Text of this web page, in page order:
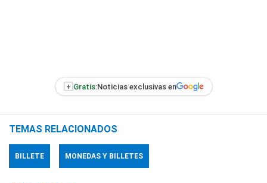
+ Gratis:Noticias exclusivas en
TEMAS RELACIONADOS
BILLETE MONEDAS Y BILLETES